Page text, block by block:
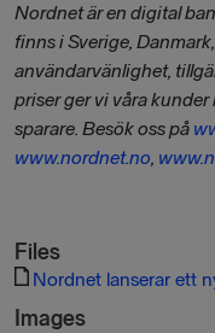
Nordnet är en digital
finns i Sverige,
användarvänlighet,
priser ger vi våra
sparare. Besök oss på
www.nordnet.no,
Files
Nordnet lanserar ett
Images